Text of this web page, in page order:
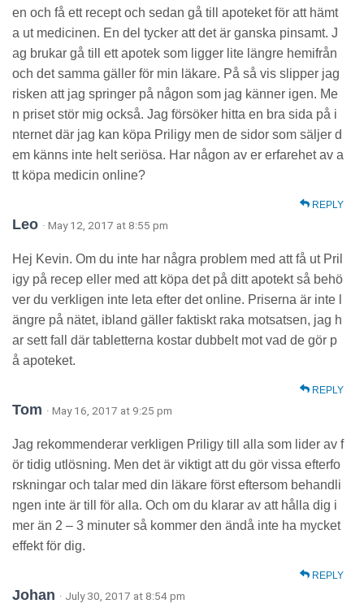
en och få ett recept och sedan gå till apoteket för att hämt
a ut medicinen. En del tycker att det är ganska pinsamt. J
ag brukar gå till ett apotek som ligger lite längre hemifrån
och det samma gäller för min läkare. På så vis slipper jag
risken att jag springer på någon som jag känner igen. Me
n priset stör mig också. Jag försöker hitta en bra sida på i
nternet där jag kan köpa Priligy men de sidor som säljer d
em känns inte helt seriösa. Har någon av er erfarehet av a
tt köpa medicin online?
REPLY
Leo · May 12, 2017 at 8:55 pm
Hej Kevin. Om du inte har några problem med att få ut Pril
igy på recep eller med att köpa det på ditt apotekt så behö
ver du verkligen inte leta efter det online. Priserna är inte l
ängre på nätet, ibland gäller faktiskt raka motsatsen, jag h
ar sett fall där tabletterna kostar dubbelt mot vad de gör p
å apoteket.
REPLY
Tom · May 16, 2017 at 9:25 pm
Jag rekommenderar verkligen Priligy till alla som lider av f
ör tidig utlösning. Men det är viktigt att du gör vissa efterfo
rskningar och talar med din läkare först eftersom behandli
ngen inte är till för alla. Och om du klarar av att hålla dig i
mer än 2 – 3 minuter så kommer den ändå inte ha mycket
effekt för dig.
REPLY
Johan · July 30, 2017 at 8:54 pm